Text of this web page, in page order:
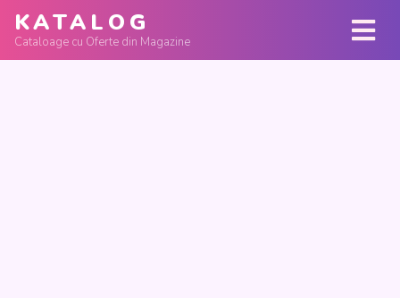
KATALOG
Cataloage cu Oferte din Magazine